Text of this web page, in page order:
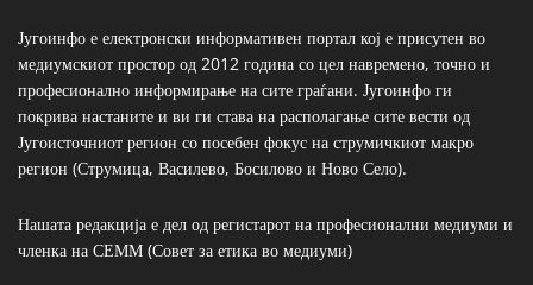
Југоинфо е електронски информативен портал кој е присутен во
медиумскиот простор од 2012 година со цел навремено, точно и
професионално информирање на сите граѓани. Југоинфо ги
покрива настаните и ви ги става на располагање сите вести од
Југоисточниот регион со посебен фокус на струмичкиот макро
регион (Струмица, Василево, Босилово и Ново Село).
Нашата редакција е дел од регистарот на професионални медиуми и
членка на СЕММ (Совет за етика во медиуми)